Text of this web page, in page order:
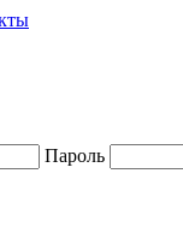
Пароль